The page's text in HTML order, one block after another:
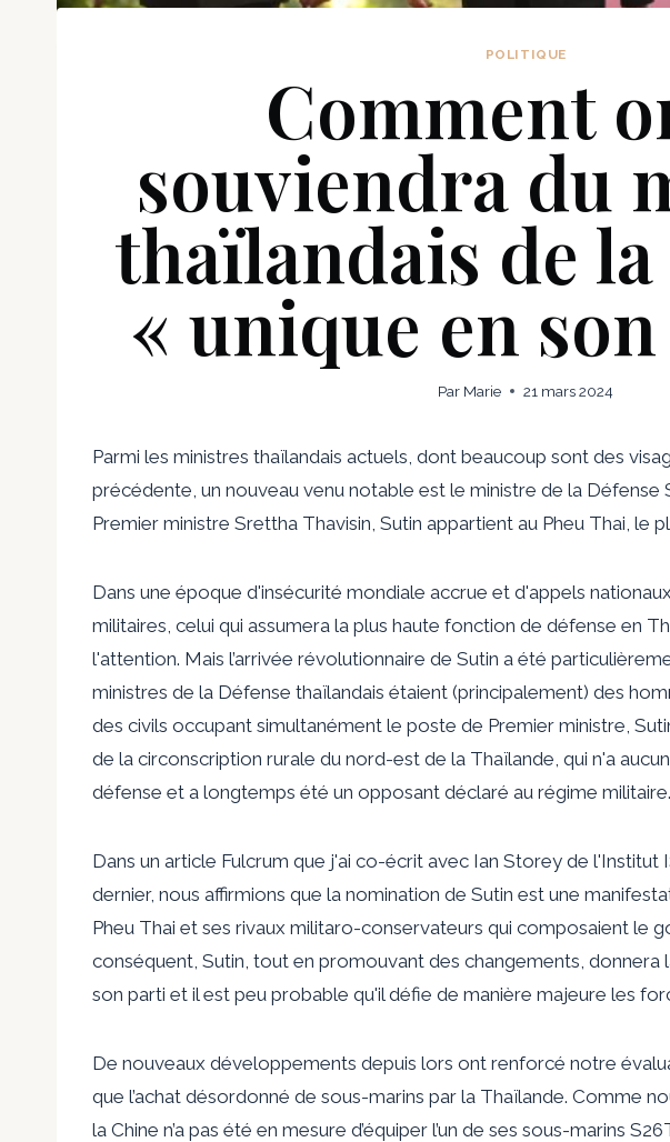
POLITIQUE
Comment
souviendra du
thaïlandais de la
« unique en
Par Marie 21 mars 2024
Parmi les ministres thaïlandais actuels, dont beaucoup sont des
précédente, un nouveau venu notable est le ministre de la Défense
Premier ministre Srettha Thavisin, Sutin appartient au Pheu Thai, le
Dans une époque d'insécurité mondiale accrue et d'appels
militaires, celui qui assumera la plus haute fonction de défense en
l'attention. Mais l’arrivée révolutionnaire de Sutin a été
ministres de la Défense thaïlandais étaient (principalement) des
des civils occupant simultanément le poste de Premier ministre,
de la circonscription rurale du nord-est de la Thaïlande, qui n'a
défense et a longtemps été un opposant déclaré au régime
Dans un article Fulcrum que j'ai co-écrit avec Ian Storey de l'Institut
dernier, nous affirmions que la nomination de Sutin est une
Pheu Thai et ses rivaux militaro-conservateurs qui composaient le
conséquent, Sutin, tout en promouvant des changements, donnera
son parti et il est peu probable qu'il défie de manière majeure les
De nouveaux développements depuis lors ont renforcé notre
que l’achat désordonné de sous-marins par la Thaïlande. Comme
la Chine n’a pas été en mesure d’équiper l’un de ses sous-marins